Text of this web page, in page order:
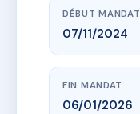
DÉBUT MANDAT
07/11/2024
FIN MANDAT
06/01/2026